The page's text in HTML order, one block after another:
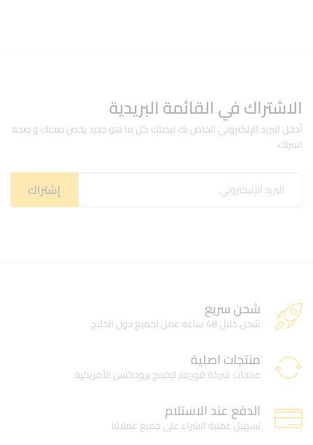
الاشتراك في القائمة البريدية
أدخل البريد الإلكتروني الخاص بك ليصلك كل ما هو جديد يخص صحتك و صحه
اسرتك.
شحن سريع
شحن خلال 48 ساعه عمل لجميع دول الخليج
منتجات اصلية
منتجات شركة فوريفر ليفينج برودكتس الأمريكية
الدفع عند الاستلام
تسهيل عملية الشراء على جميع عملائنا